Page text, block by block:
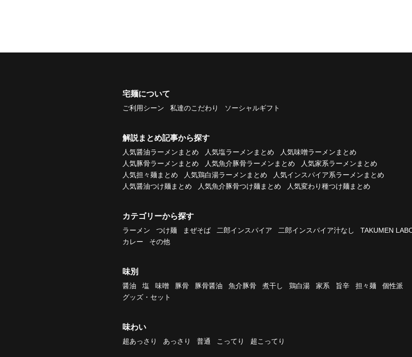
宅麺について
ご利用シーン 私達のこだわり ソーシャルギフト
解説まとめ記事から探す
人気醤油ラーメンまとめ 人気塩ラーメンまとめ
人気味噌ラーメンまとめ
人気豚骨ラーメンまとめ
人気魚介豚骨ラーメンまとめ
人気家系ラーメンまとめ
人気担々麺まとめ
人気鶏白湯ラーメンまとめ
人気インスパイア系ラーメンまとめ
人気醤油つけ麺まとめ
人気魚介豚骨つけ麺まとめ 人気変わり種つけ麺まとめ
カテゴリーから探す
ラーメン つけ麺 まぜそば 二郎インスパイア 二郎インスパイア汁なし
TAKUMEN
カレー
その他
味別
醤油 塩 味噌 豚骨 豚骨醤油 魚介豚骨 煮干し 鶏白湯 家系 旨辛 担々麺
個性派
グッズ・セット
味わい
超あっさり あっさり 普通 こってり 超こってり